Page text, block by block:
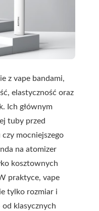
z vape bandami,
elastyczność oraz
Ich głównym
tuby przed
mocniejszego
na atomizer
kosztownych
praktyce, vape
tylko rozmiar i
klasycznych